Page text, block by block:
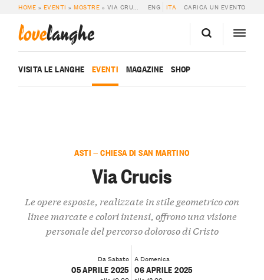
HOME » EVENTI »MOSTRE » VIA CRUCIS ENG ITA CARICA UN EVENTO
lovelanghe
VISITA LE LANGHE EVENTI MAGAZINE SHOP
ASTI — CHIESA DI SAN MARTINO
Via Crucis
Le opere esposte, realizzate in stile geometrico con
linee marcate e colori intensi, offrono una visione
personale del percorso doloroso di Cristo
Da Sabato
05 APRILE 2025
A Domenica
06 APRILE 2025